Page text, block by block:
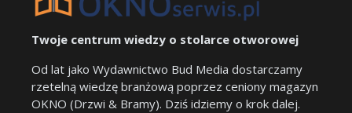
Twoje centrum wiedzy o stolarce otworowej
Od lat jako Wydawnictwo Bud Media dostarczamy
rzetelną wiedzę branżową poprzez ceniony magazyn
OKNO (Drzwi & Bramy). Dziś idziemy o krok dalej.